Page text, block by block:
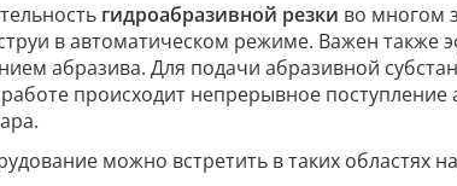
гидроабразивной резки во многом
в автоматическом режиме. Важен также
абразива. Для подачи абразивной
происходит непрерывное
можно встретить в таких областях